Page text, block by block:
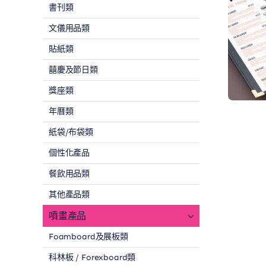
書刊類
文儀用品類
貼紙類
囍慶及節日類
獎座類
年曆類
紙袋/布袋類
個性化產品
餐飲用品類
其他產品類
噴畫產品
Foamboard及展板類
科林板 / Forexboard類